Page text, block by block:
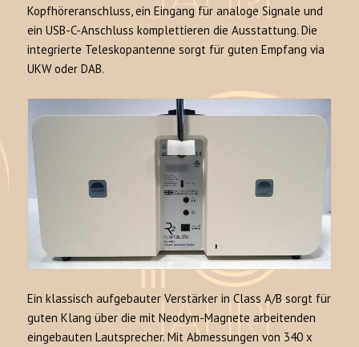
Kopfhöreranschluss, ein Eingang für analoge Signale und
ein USB-C-Anschluss komplettieren die Ausstattung. Die
integrierte Teleskopantenne sorgt für guten Empfang via
UKW oder DAB.
Ein klassisch aufgebauter Verstärker in Class A/B sorgt für
guten Klang über die mit Neodym-Magnete arbeitenden
eingebauten Lautsprecher. Mit Abmessungen von 340 x